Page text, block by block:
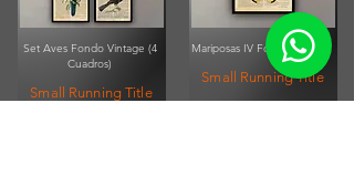
Set Aves Fondo Vintage (4
Cuadros)
Small Running Title
Mariposas IV Fondo Vintage
Small Running Title